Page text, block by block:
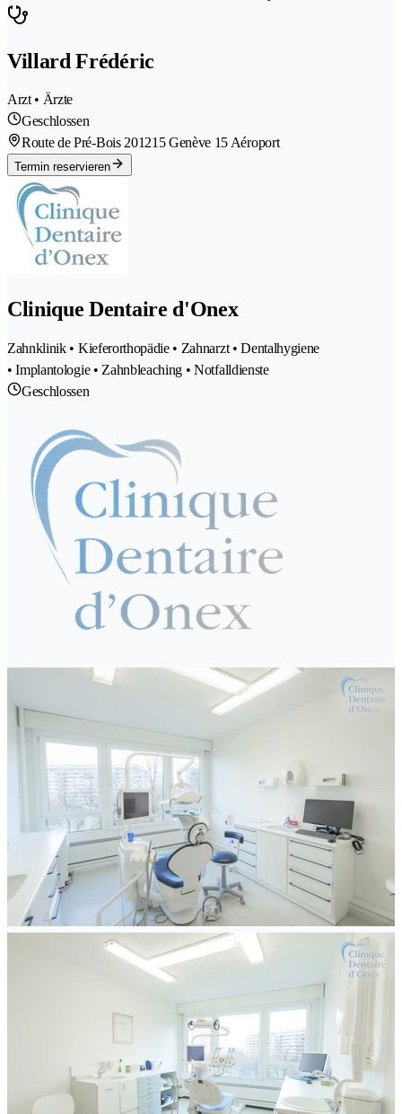
Villard Frédéric
Arzt • Ärzte
Geschlossen
Route de Pré-Bois 201215 Genève 15 Aéroport
Termin reservieren
Clinique Dentaire d'Onex
Zahnklinik • Kieferorthopädie • Zahnarzt • Dentalhygiene
• Implantologie • Zahnbleaching • Notfalldienste
Geschlossen